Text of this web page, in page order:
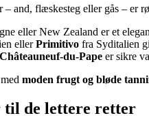
– and, flæskesteg eller gås – er
eller New Zealand er et
ellerPrimitivo fra Syditalien
Châteauneuf-du-Pape er sikre
moden frugt og bløde
til de lettere retter